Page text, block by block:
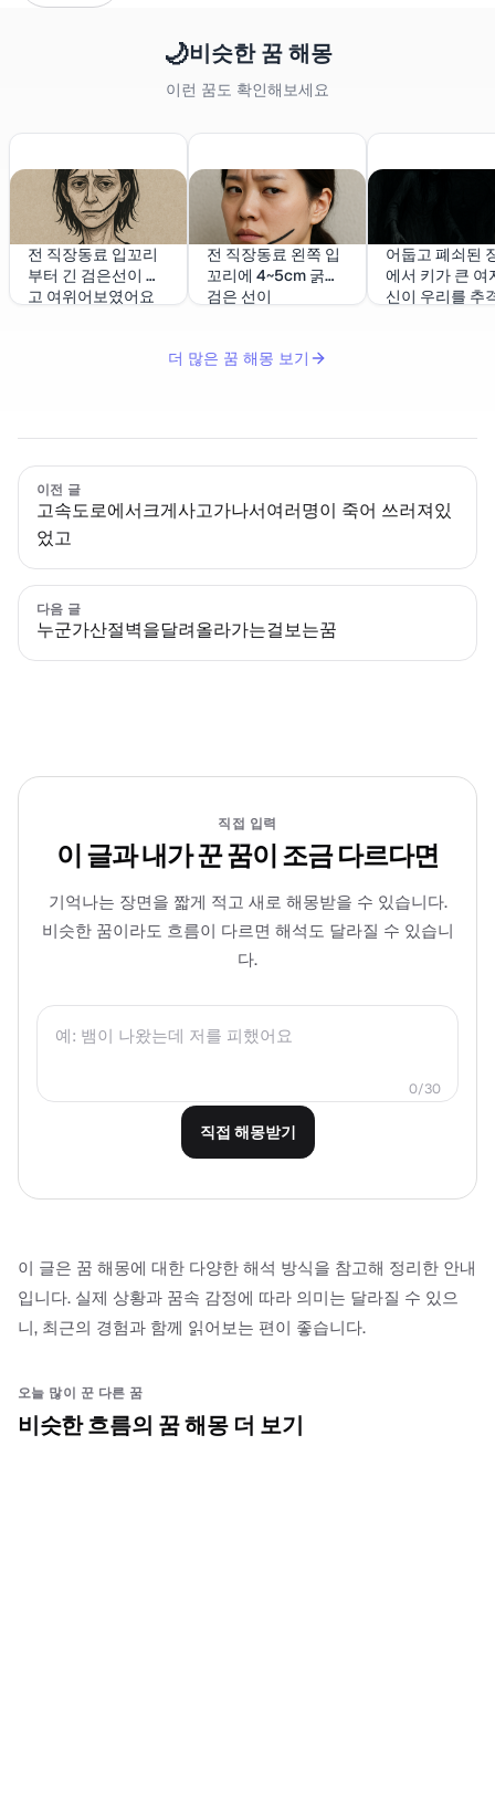
🌙비슷한 꿈 해몽
이런 꿈도 확인해보세요
전 직장동료 입꼬리
부터 긴 검은선이 있
고 여위어보였어요
전 직장동료 왼쪽 입
꼬리에 4~5cm 굵고
검은 선이
어둡고 폐쇠된
에서 키가 큰 여
신이 우리를 추
더 많은 꿈 해몽 보기
이전 글
고속도로에서크게사고가나서여러명이 죽어 쓰러져있
었고
다음 글
누군가산절벽을달려올라가는걸보는꿈
직접 입력
이 글과 내가 꾼 꿈이 조금 다르다면
기억나는 장면을 짧게 적고 새로 해몽받을 수 있습니다.
비슷한 꿈이라도 흐름이 다르면 해석도 달라질 수 있습니
다.
0/30
직접 해몽받기
이 글은 꿈 해몽에 대한 다양한 해석 방식을 참고해 정리한 안내
입니다. 실제 상황과 꿈속 감정에 따라 의미는 달라질 수 있으
니, 최근의 경험과 함께 읽어보는 편이 좋습니다.
오늘 많이 꾼 다른 꿈
비슷한 흐름의 꿈 해몽 더 보기